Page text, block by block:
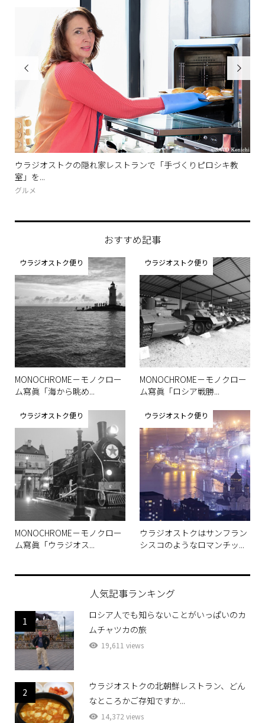

ウラジオストクの隠れ家レストランで「手づくりピロシキ教
室」を...
グルメ

おすすめ記事
ウラジオストク便り
MONOCHROME－モノクロー
ム寫眞「海から眺め...
ウラジオストク便り
MONOCHROME－モノクロー
ム寫眞「ロシア戦勝...
ウラジオストク便り
MONOCHROME－モノクロー
ム寫眞「ウラジオス...
ウラジオストク便り
ウラジオストクはサンフラン
シスコのようなロマンチッ...
人気記事ランキング
1
ロシア人でも知らないことがいっぱいのカ
ムチャツカの旅
19,611 views
2
ウラジオストクの北朝鮮レストラン、どん
なところかご存知ですか...
14,372 views